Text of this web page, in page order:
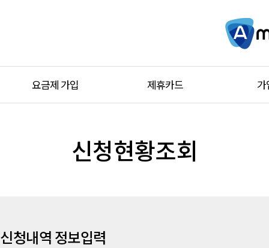
요금제 가입 제휴카드 가
신청현황조회
신청내역 정보입력